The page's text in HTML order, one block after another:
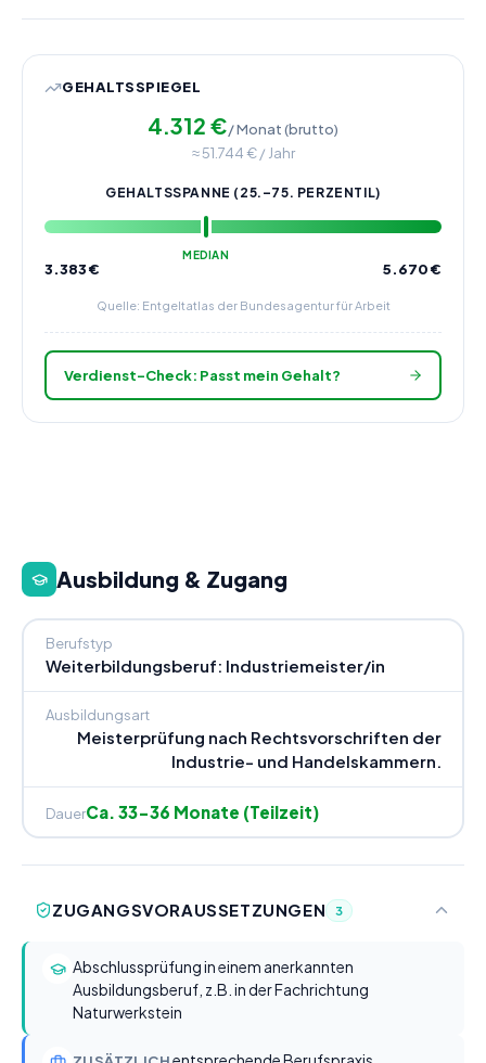
GEHALTSSPIEGEL
4.312 €/ Monat (brutto)
≈51.744€ / Jahr
GEHALTSSPANNE (25.–75. PERZENTIL)
MEDIAN
3.383€ 5.670€
Quelle: Entgeltatlas der Bundesagentur für Arbeit
Verdienst-Check: Passt mein Gehalt?
Ausbildung & Zugang
Berufstyp
Weiterbildungsberuf: Industriemeister/in
Ausbildungsart
Meisterprüfung nach Rechtsvorschriften der
Industrie- und Handelskammern.
DauerCa. 33-36 Monate (Teilzeit)
ZUGANGSVORAUSSETZUNGEN 3
Abschlussprüfung in einem anerkannten
Ausbildungsberuf, z.B. in der Fachrichtung
Naturwerkstein